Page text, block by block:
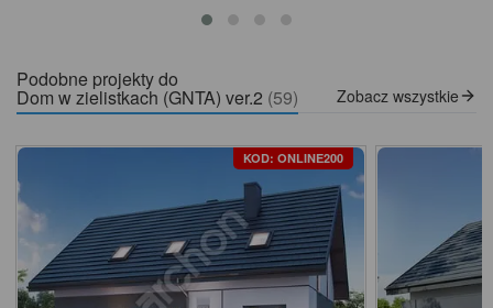
Podobne projekty do
Dom w zielistkach (GNTA) ver.2 (59) Zobacz wszystkie
KOD: ONLINE200